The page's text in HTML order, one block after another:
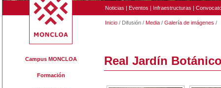
Noticias | Eventos | Infraestructuras |
Inicio / Difusión / Media / Galería de imágenes /
Campus MONCLOA
Formación
Real Jardín